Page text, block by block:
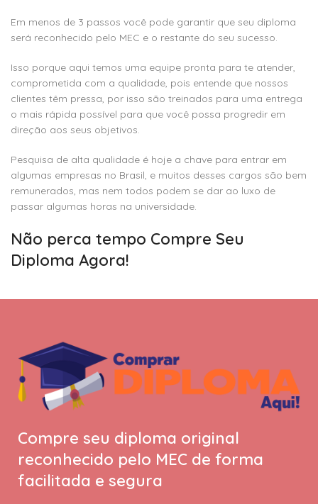
Em menos de 3 passos você pode garantir que seu diploma
será reconhecido pelo MEC e o restante do seu sucesso.
Isso porque aqui temos uma equipe pronta para te atender,
comprometida com a qualidade, pois entende que nossos
clientes têm pressa, por isso são treinados para uma entrega
o mais rápida possível para que você possa progredir em
direção aos seus objetivos.
Pesquisa de alta qualidade é hoje a chave para entrar em
algumas empresas no Brasil, e muitos desses cargos são bem
remunerados, mas nem todos podem se dar ao luxo de
passar algumas horas na universidade.
Não perca tempo Compre Seu
Diploma Agora!
Compre seu diploma original
reconhecido pelo MEC de forma
facilitada e segura